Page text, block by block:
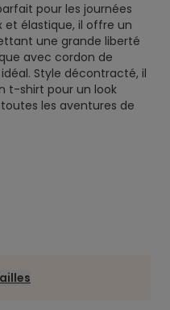
pour les journées
élastique, il offre un
une grande liberté
avec cordon de
Style décontracté, il
t-shirt pour un look
les aventures de